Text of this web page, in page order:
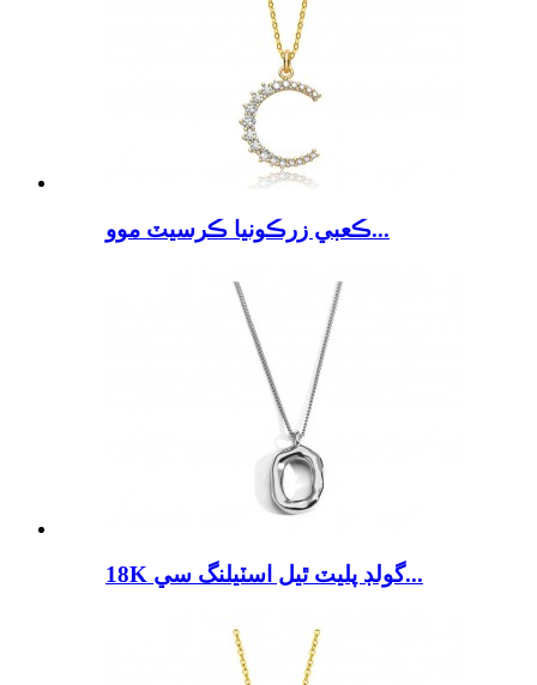
ڪعبي زرڪونيا ڪرسيٽ موو...
18K گولڊ پليٽ ٿيل اسٽيلنگ سي...